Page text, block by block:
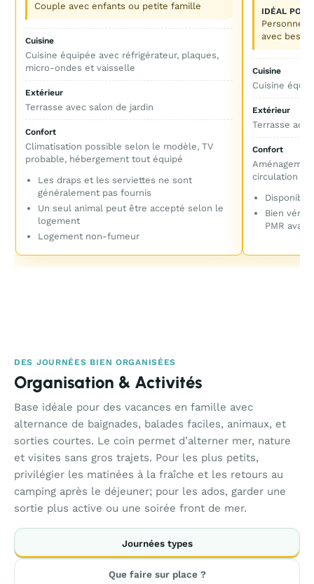
Couple avec enfants ou petite famille
Cuisine
Cuisine équipée avec réfrigérateur, plaques,
micro-ondes et vaisselle
Extérieur
Terrasse avec salon de jardin
Confort
Climatisation possible selon le modèle, TV
probable, hébergement tout équipé
Les draps et les serviettes ne sont
généralement pas fournis
Un seul animal peut être accepté selon le
logement
Logement non-fumeur
IDÉAL POUR
Personne
avec
Cuisine
Cuisine
Extérieur
Terrasse
Confort
circulation
Bien
PMR
DES JOURNÉES BIEN ORGANISÉES
Organisation & Activités
Base idéale pour des vacances en famille avec
alternance de baignades, balades faciles, animaux, et
sorties courtes. Le coin permet d’alterner mer, nature
et visites sans gros trajets. Pour les plus petits,
privilégier les matinées à la fraîche et les retours au
camping après le déjeuner; pour les ados, garder une
sortie plus active ou une soirée front de mer.
Journées types
Que faire sur place ?